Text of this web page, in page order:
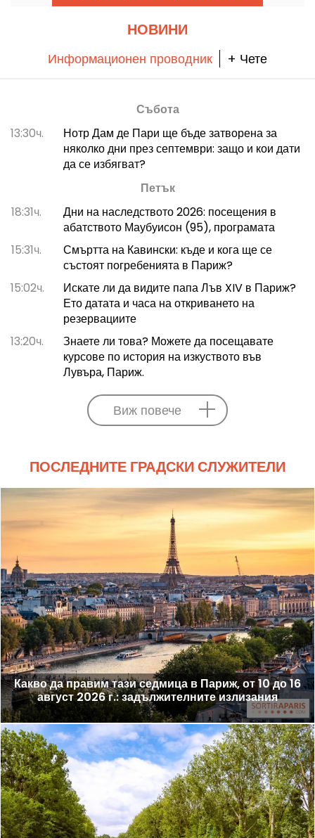
НОВИНИ
Информационен проводник + Чете
Събота
13:30ч.
Нотр Дам де Пари ще бъде затворена за
няколко дни през септември: защо и кои дати
да се избягват?
Петък
18:31ч.
Дни на наследството 2026: посещения в
абатството Маубуисон (95), програмата
15:31ч.
Смъртта на Кавински: къде и кога ще се
състоят погребенията в Париж?
15:02ч.
Искате ли да видите папа Лъв XIV в Париж?
Ето датата и часа на откриването на
резервациите
13:20ч.
Знаете ли това? Можете да посещавате
курсове по история на изкуството във
Лувъра, Париж.
Виж повече
ПОСЛЕДНИТЕ ГРАДСКИ СЛУЖИТЕЛИ
Какво да правим тази седмица в Париж, от 10 до 16
август 2026 г.: задължителните излизания